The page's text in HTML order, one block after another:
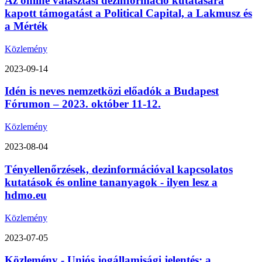
kapott támogatást a Political Capital, a Lakmusz és
a Mérték
Közlemény
2023-09-14
Idén is neves nemzetközi előadók a Budapest
Fórumon – 2023. október 11-12.
Közlemény
2023-08-04
Tényellenőrzések, dezinformációval kapcsolatos
kutatások és online tananyagok - ilyen lesz a
hdmo.eu
Közlemény
2023-07-05